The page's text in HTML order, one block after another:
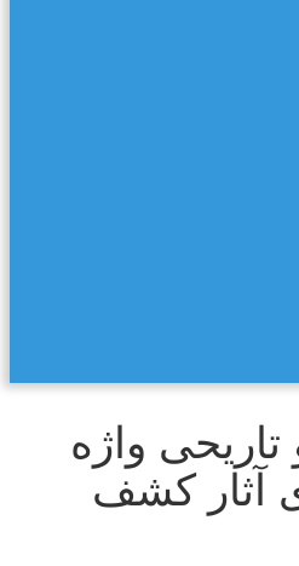
تاریحی واژه
آثار کشف